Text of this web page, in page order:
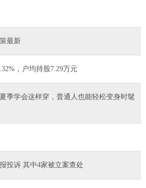
最新
，户均持股7.29万元
季学会这样穿，普通人也能轻松变身时髦
投诉 其中4家被立案查处